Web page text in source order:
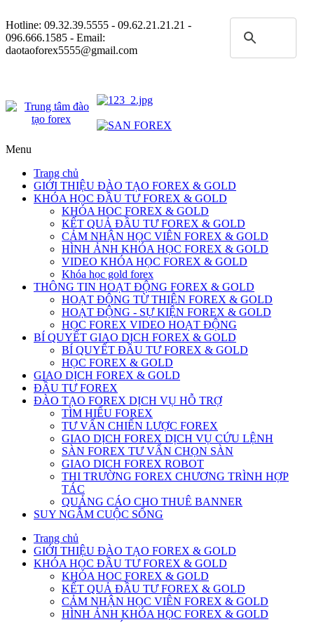
Hotline: 09.32.39.5555 - 09.62.21.21.21 -
096.666.1585 - Email:
daotaoforex5555@gmail.com
Menu
Trang chủ
GIỚI THIỆU ĐÀO TẠO FOREX & GOLD
KHÓA HỌC ĐẦU TƯ FOREX & GOLD
KHÓA HOC FOREX & GOLD
KẾT QUẢ ĐẦU TƯ FOREX & GOLD
CẢM NHẬN HỌC VIÊN FOREX & GOLD
HÌNH ẢNH KHÓA HỌC FOREX & GOLD
VIDEO KHÓA HỌC FOREX & GOLD
Khóa học gold forex
THÔNG TIN HOẠT ĐỘNG FOREX & GOLD
HOẠT ĐỘNG TỪ THIỆN FOREX & GOLD
HOẠT ĐỘNG - SỰ KIỆN FOREX & GOLD
HỌC FOREX VIDEO HOẠT ĐỘNG
BÍ QUYẾT GIAO DỊCH FOREX & GOLD
BÍ QUYẾT ĐẦU TƯ FOREX & GOLD
HỌC FOREX & GOLD
GIAO DỊCH FOREX & GOLD
ĐẦU TƯ FOREX
ĐÀO TẠO FOREX DỊCH VỤ HỖ TRỢ
TÌM HIỂU FOREX
TƯ VẤN CHIẾN LƯỢC FOREX
GIAO DỊCH FOREX DỊCH VỤ CỨU LỆNH
SÀN FOREX TƯ VẤN CHỌN SÀN
GIAO DICH FOREX ROBOT
THI TRƯỜNG FOREX CHƯƠNG TRÌNH HỢP
TÁC
QUẢNG CÁO CHO THUÊ BANNER
SUY NGẪM CUỘC SỐNG
Trang chủ
GIỚI THIỆU ĐÀO TẠO FOREX & GOLD
KHÓA HỌC ĐẦU TƯ FOREX & GOLD
KHÓA HOC FOREX & GOLD
KẾT QUẢ ĐẦU TƯ FOREX & GOLD
CẢM NHẬN HỌC VIÊN FOREX & GOLD
HÌNH ẢNH KHÓA HỌC FOREX & GOLD